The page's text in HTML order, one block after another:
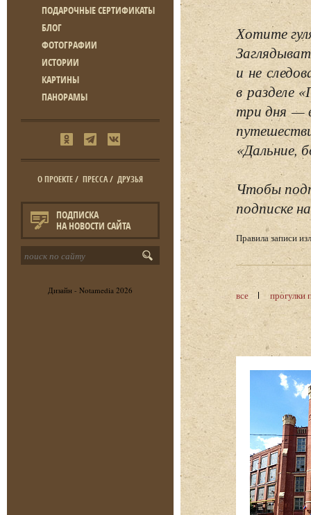
ПОДАРОЧНЫЕ СЕРТИФИКАТЫ
БЛОГ
ФОТОГРАФИИ
ИСТОРИИ
КАРТИНЫ
ПАНОРАМЫ
О ПРОЕКТЕ/ ПРЕССА/ ДРУЗЬЯ
ПОДПИСКА
НА НОВОСТИ САЙТА
Дизайн - Notamedia 2026
Хотите
и не
в разделе
три дня —
«Дальние,
Чтобы
подписке
Правила записи
все прогулки